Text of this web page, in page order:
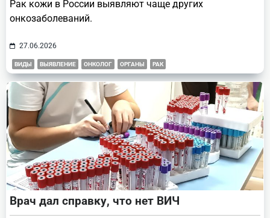
Рак кожи в России выявляют чаще других
онкозаболеваний.
27.06.2026
ВИДЫ ВЫЯВЛЕНИЕ ОНКОЛОГ ОРГАНЫ РАК
Врач дал справку, что нет ВИЧ